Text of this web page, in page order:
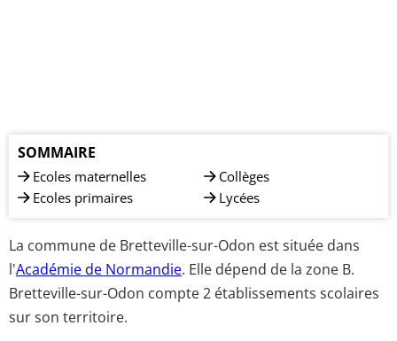
SOMMAIRE
Ecoles maternelles
Ecoles primaires
Collèges
Lycées
La commune de Bretteville-sur-Odon est située dans
l'Académie de Normandie. Elle dépend de la zone B.
Bretteville-sur-Odon compte 2 établissements scolaires
sur son territoire.